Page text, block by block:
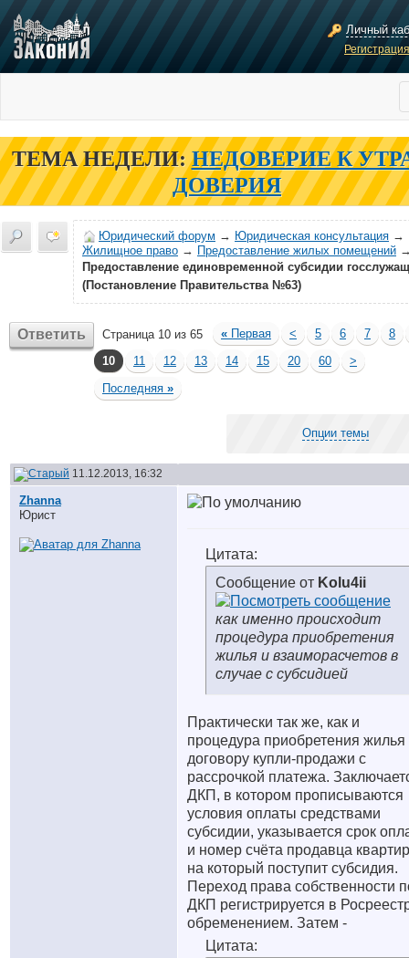
Личный
ТЕМА НЕДЕЛИ: НЕДОВЕРИЕ К
ДОВЕРИЯ
Юридический форум → Юридическая консультация →
Жилищное право → Предоставление жилых помещений
Предоставление единовременной субсидии
(Постановление Правительства №63)
Ответить Страница 10 из 65 « Первая < 5 6 7
8
10
11 12 13 14 15 20 60
>
Последняя »
Опции темы
11.12.2013, 16:32
Zhanna
Юрист
Цитата:
Сообщение от Kolu4ii
как именно происходит
процедура приобретения
жилья и взаиморасчетов в
случае с субсидией
Практически так же, как и
процедура приобретения жилья
договору купли-продажи с
рассрочкой платежа.
ДКП, в котором прописываются
условия оплаты средствами
субсидии, указывается срок
и номер счёта продавца
на который поступит субсидия.
Переход права собственности
ДКП регистрируется в
обременением. Затем -
Цитата: